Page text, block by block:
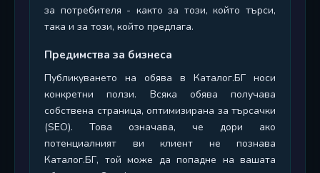
за потребителя - както за този, който търси,
така и за този, който предлага.
Предимства за бизнеса
Публикуването на обява в Каталог.БГ носи
конкретни ползи. Всяка обява получава
собствена страница, оптимизирана за търсачки
(SEO). Това означава, че дори ако
потенциалният ви клиент не познава
Каталог.БГ, той може да попадне на вашата